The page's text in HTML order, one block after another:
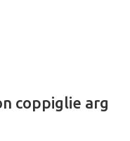
coppiglie arg